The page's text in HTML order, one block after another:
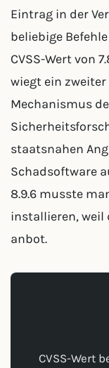
Eintrag in der
beliebige
CVSS-Wert von
wiegt ein
Mechanismus
staatsnahen
Schadsoftware
8.9.6 musste
installieren, weil
anbot.
CVSS-Wert